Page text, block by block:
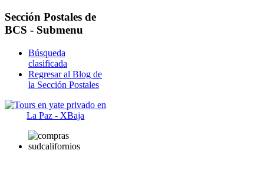
Sección Postales de
BCS - Submenu
Búsqueda
clasificada
Regresar al Blog de
la Sección Postales